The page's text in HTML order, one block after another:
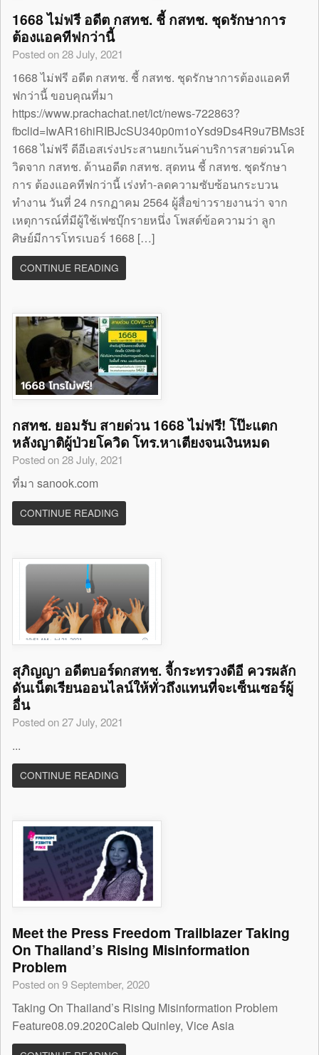
1668 ไม่ฟรี อดีต กสทช. ชี้ กสทช. ชุดรักษาการ
ต้องแอคทีฟกว่านี้
Posted on 28 July, 2021
1668 ไม่ฟรี อดีต กสทช. ชี้ กสทช. ชุดรักษาการต้องแอคที
ฟกว่านี้ ขอบคุณที่มา
https://www.prachachat.net/ict/news-722863?
1668 ไม่ฟรี ดีอีเอสเร่งประสานยกเว้นค่าบริการสายด่วนโค
วิดจาก กสทช. ด้านอดีต กสทช. สุดทน ชี้ กสทช. ชุดรักษา
การ ต้องแอคทีฟกว่านี้ เร่งทำ-ลดความซับซ้อนกระบวน
ทำงาน วันที่ 24 กรกฏาคม 2564 ผู้สื่อข่าวรายงานว่า จาก
เหตุการณ์ที่มีผู้ใช้เฟซบุ๊กรายหนึ่ง โพสต์ข้อความว่า ลูก
ศิษย์มีการโทรเบอร์ 1668 […]
CONTINUE READING
กสทช. ยอมรับ สายด่วน 1668 ไม่ฟรี! โป๊ะแตก
หลังญาติผู้ป่วยโควิด โทร.หาเตียงจนเงินหมด
Posted on 28 July, 2021
ที่มา sanook.com
CONTINUE READING
สุภิญญา อดีตบอร์ดกสทช. จี้กระทรวงดีอี ควรผลัก
ดันเน็ตเรียนออนไลน์ให้ทั่วถึงแทนที่จะเซ็นเซอร์ผู้
อื่น
Posted on 27 July, 2021
...
CONTINUE READING
Meet the Press Freedom Trailblazer Taking
On Thailand’s Rising Misinformation
Problem
Posted on 9 September, 2020
Taking On Thailand’s Rising Misinformation Problem
Feature08.09.2020Caleb Quinley, Vice Asia